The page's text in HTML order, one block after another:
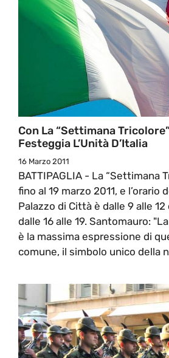
Con La “Settimana
Festeggia L’Unità D’Italia
16 Marzo 2011
BATTIPAGLIA - La “Settimana
fino al 19 marzo 2011, e l’orario
Palazzo di Città è dalle 9 alle
dalle 16 alle 19. Santomauro:
è la massima espressione di
comune, il simbolo unico della